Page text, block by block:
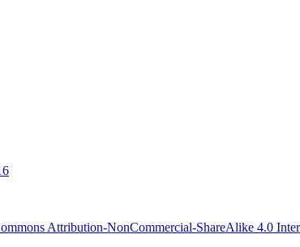
Attribution-NonCommercial-ShareAlike 4.0